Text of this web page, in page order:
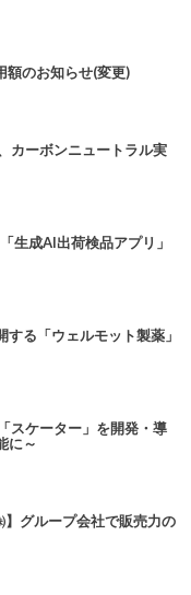
のお知らせ(変更)
カーボンニュートラル実
生成AI出荷検品アプリ」
る「ウェルモット製薬」
スケーター」を開発・導
に～
】グループ会社で販売力の